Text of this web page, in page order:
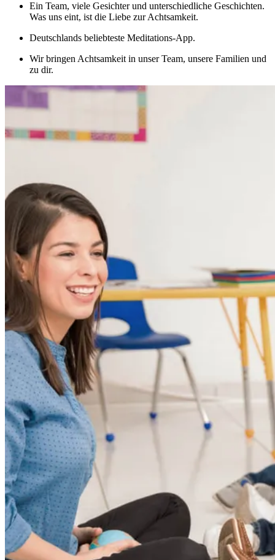
Ein Team, viele Gesichter und unterschiedliche Geschichten.
Was uns eint, ist die Liebe zur Achtsamkeit.
Deutschlands beliebteste Meditations-App.
Wir bringen Achtsamkeit in unser Team, unsere Familien und
zu dir.